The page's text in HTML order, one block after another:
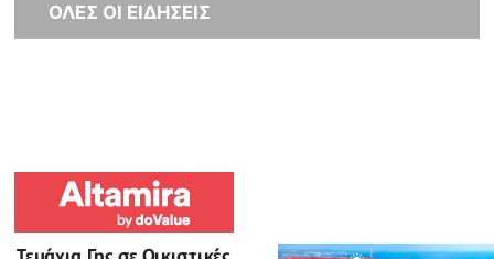
ΟΛΕΣ ΟΙ ΕΙΔΗΣΕΙΣ